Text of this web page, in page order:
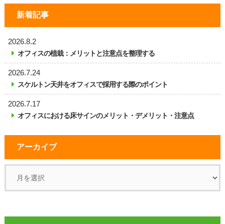
新着記事
2026.8.2
オフィスの植栽：メリットと注意点を整理する
2026.7.24
スケルトン天井をオフィスで採用する際のポイント
2026.7.17
オフィスにおける床サインのメリット・デメリット・注意点
アーカイブ